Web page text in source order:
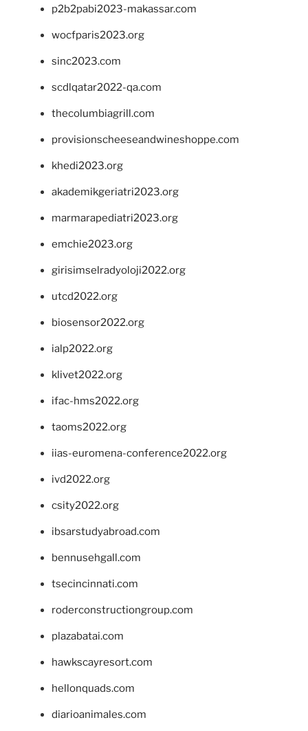
p2b2pabi2023-makassar.com
wocfparis2023.org
sinc2023.com
scdlqatar2022-qa.com
thecolumbiagrill.com
provisionscheeseandwineshoppe.com
khedi2023.org
akademikgeriatri2023.org
marmarapediatri2023.org
emchie2023.org
girisimselradyoloji2022.org
utcd2022.org
biosensor2022.org
ialp2022.org
klivet2022.org
ifac-hms2022.org
taoms2022.org
iias-euromena-conference2022.org
ivd2022.org
csity2022.org
ibsarstudyabroad.com
bennusehgall.com
tsecincinnati.com
roderconstructiongroup.com
plazabatai.com
hawkscayresort.com
hellonquads.com
diarioanimales.com